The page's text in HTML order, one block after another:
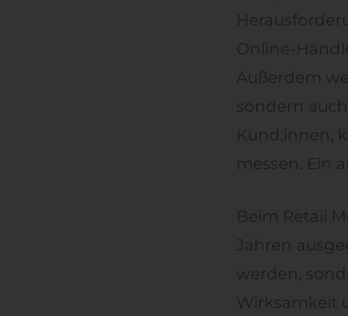
Online-
Außerdem
sondern
Kund:innen,
messen. Ein
Beim Retail
Jahren
werden,
Wirksamkeit